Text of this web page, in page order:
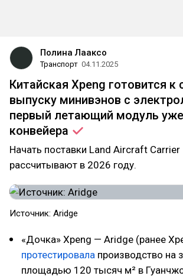
Полина Лааксо
Транспорт 04.11.2025
Китайская Xpeng готовится к
выпуску минивэнов с
первый летающий модуль
конвейера
Начать поставки Land Aircraft Carrier
рассчитывают в 2026 году.
Источник: Aridge
«Дочка» Xpeng — Aridge (ранее
протестировала производство на
площадью 120 тысяч м² в